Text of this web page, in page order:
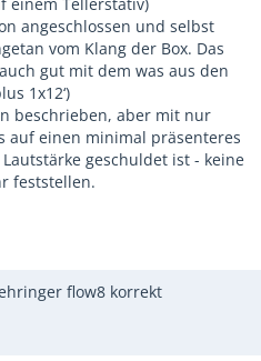
angeschlossen und selbst
vom Klang der Box. Das
gut mit dem was aus den
1x12‘)
beschrieben, aber mit nur
auf einen minimal präsenteres
geschuldet ist - keine
feststellen.
flow8 korrekt